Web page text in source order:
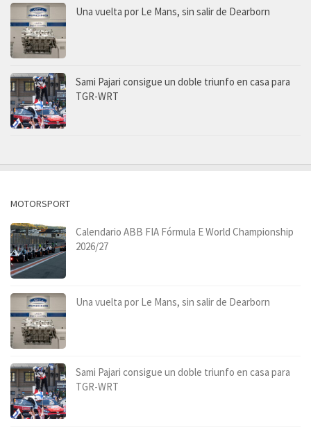
Una vuelta por Le Mans, sin salir de Dearborn
Sami Pajari consigue un doble triunfo en casa para
TGR-WRT
MOTORSPORT
Calendario ABB FIA Fórmula E World Championship
2026/27
Una vuelta por Le Mans, sin salir de Dearborn
Sami Pajari consigue un doble triunfo en casa para
TGR-WRT